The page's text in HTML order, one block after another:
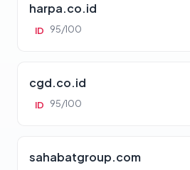
harpa.co.id
ID 95/100
cgd.co.id
ID 95/100
sahabatgroup.com